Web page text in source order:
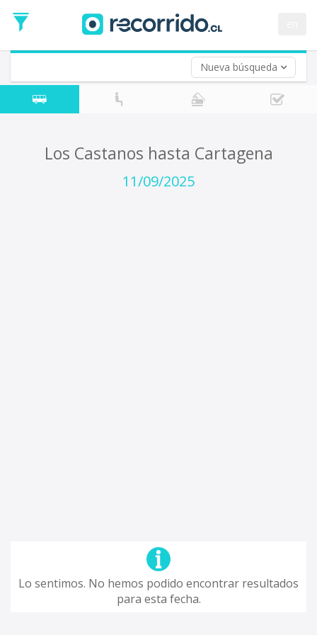
Nueva búsqueda
de
Ida
Vuelta (opcional)
Fecha
de
Los Castanos hasta Cartagena
11/09/2025
Lo sentimos. No hemos podido encontrar resultados
para esta fecha.